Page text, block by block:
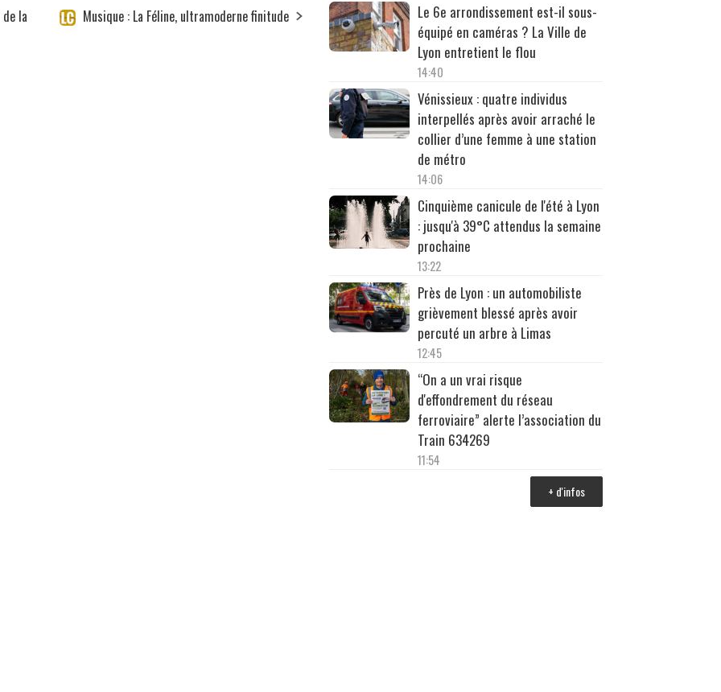
la
Musique : La Féline, ultramoderne finitude
Le 6e arrondissement est-il sous-
équipé en caméras ? La Ville de
Lyon entretient le flou
14:40
Vénissieux : quatre individus
interpellés après avoir arraché le
collier d’une femme à une station
de métro
14:06
Cinquième canicule de l'été à Lyon
: jusqu'à 39°C attendus la semaine
prochaine
13:22
Près de Lyon : un automobiliste
grièvement blessé après avoir
percuté un arbre à Limas
12:45
“On a un vrai risque
d'effondrement du réseau
ferroviaire” alerte l’association du
Train 634269
11:54
+ d'infos